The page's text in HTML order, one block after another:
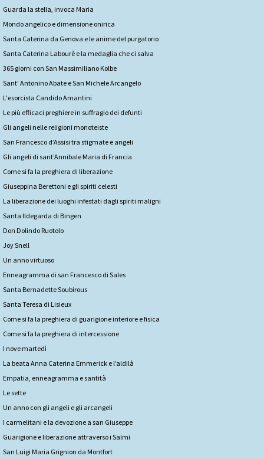
Guarda la stella, invoca Maria
Mondo angelico e dimensione onirica
Santa Caterina da Genova e le anime del purgatorio
Santa Caterina Labourè e la medaglia che ci salva
365 giorni con San Massimiliano Kolbe
Sant' Antonino Abate e San Michele Arcangelo
L'esorcista Candido Amantini
Le più efficaci preghiere in suffragio dei defunti
Gli angeli nelle religioni monoteiste
San Francesco d’Assisi tra stigmate e angeli
Gli angeli di sant’Annibale Maria di Francia
Come si fa la preghiera di liberazione
Giuseppina Berettoni e gli spiriti celesti
La liberazione dei luoghi infestati dagli spiriti maligni
Santa Ildegarda di Bingen
Don Dolindo Ruotolo
Joy Snell
Un anno virtuoso
Enneagramma di san Francesco di Sales
Santa Bernadette Soubirous
Santa Teresa di Lisieux
Come si fa la preghiera di guarigione interiore e fisica
Come si fa la preghiera di intercessione
I nove martedì
La beata Anna Caterina Emmerick e l’aldilà
Empatia, enneagramma e santità
Le sette
Un anno con gli angeli e gli arcangeli
I carmelitani e la devozione a san Giuseppe
Guarigione e liberazione attraverso i Salmi
San Luigi Maria Grignion da Montfort